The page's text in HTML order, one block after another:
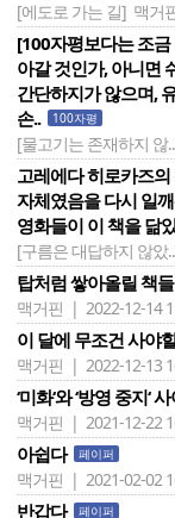
[에도로 가는 길] 맥거
[100자평보다는 조
아갈 것인가, 아니면
간단하지가 않으며,
손..
100자평
[물고기는 존재하지 않
고레에다 히로카즈의
자체였음을 다시 일
영화들이 이 책을 닮
[구름은 대답하지 않았
탑처럼 쌓아올릴 책들
맥거핀 | 2022-12-14
이 달에 무조건 사야
맥거핀 | 2022-12-13
‘미화‘와 ‘방영 중지‘
맥거핀 | 2021-12-22
아쉽다 페이퍼
맥거핀 | 2021-02-02
반갑다 페이퍼